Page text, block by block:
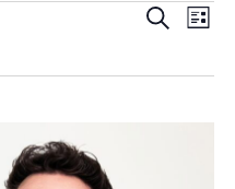
SUCHE
LISTE